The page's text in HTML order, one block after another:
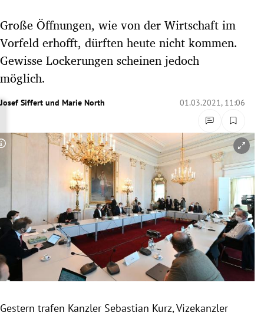
Untermenü
Untermenü
Untermenü
Untermenü
Untermenü
Große Öffnungen, wie von der Wirtschaft im
Vorfeld erhofft, dürften heute nicht kommen.
Gewisse Lockerungen scheinen jedoch
möglich.
Josef Siffert und Marie North 01.03.2021, 11:06
Copyright-Hinweis öffnen/schließen
Gestern trafen Kanzler Sebastian Kurz, Vizekanzler